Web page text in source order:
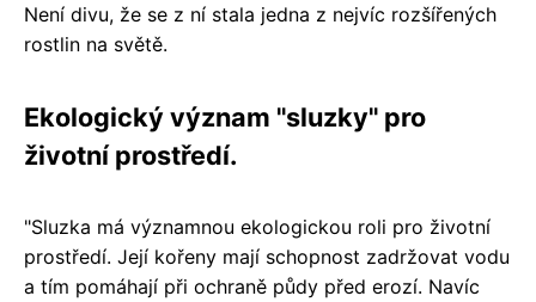
Není divu, že se z ní stala jedna z nejvíc rozšířených
rostlin na světě.
Ekologický význam "sluzky" pro
životní prostředí.
"Sluzka má významnou ekologickou roli pro životní
prostředí. Její kořeny mají schopnost zadržovat vodu
a tím pomáhají při ochraně půdy před erozí. Navíc